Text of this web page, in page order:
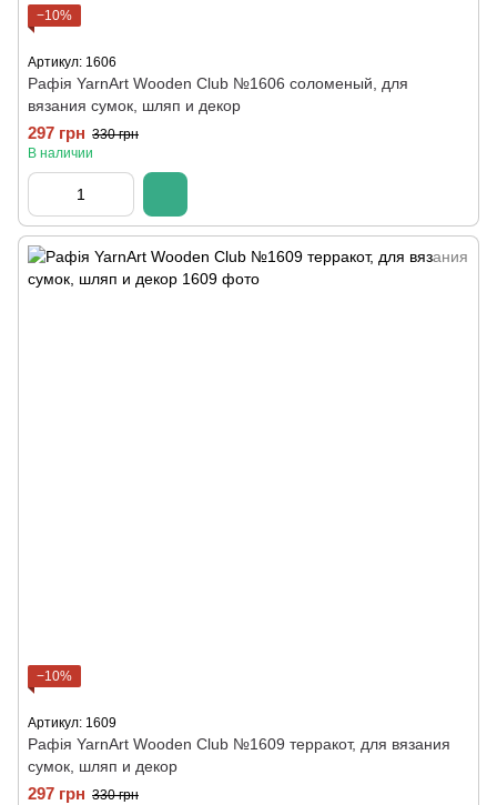
−10%
Артикул: 1606
Рафія YarnArt Wooden Club №1606 соломеный, для
вязания сумок, шляп и декор
297 грн 330 грн
В наличии
−10%
Артикул: 1609
Рафія YarnArt Wooden Club №1609 терракот, для вязания
сумок, шляп и декор
297 грн 330 грн